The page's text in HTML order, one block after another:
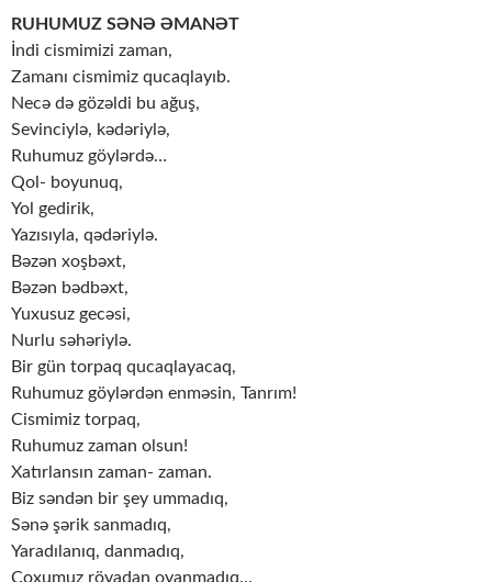
RUHUMUZ SƏNƏ ƏMANƏT
İndi cismimizi zaman,
Zamanı cismimiz qucaqlayıb.
Necə də gözəldi bu ağuş,
Sevinciylə, kədəriylə,
Ruhumuz göylərdə…
Qol- boyunuq,
Yol gedirik,
Yazısıyla, qədəriylə.
Bəzən xoşbəxt,
Bəzən bədbəxt,
Yuxusuz gecəsi,
Nurlu səhəriylə.
Bir gün torpaq qucaqlayacaq,
Ruhumuz göylərdən enməsin, Tanrım!
Cismimiz torpaq,
Ruhumuz zaman olsun!
Xatırlansın zaman- zaman.
Biz səndən bir şey ummadıq,
Sənə şərik sanmadıq,
Yaradılanıq, danmadıq,
Çoxumuz röyadan oyanmadıq…